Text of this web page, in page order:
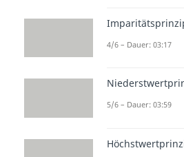
zum
als indirekte
4/6 – Dauer: 03:17
5/6 – Dauer: 03:59